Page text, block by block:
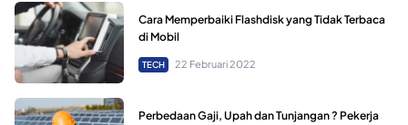
Cara Memperbaiki Flashdisk yang Tidak Terbaca
di Mobil
TECH 22 Februari 2022
Perbedaan Gaji, Upah dan Tunjangan ? Pekerja